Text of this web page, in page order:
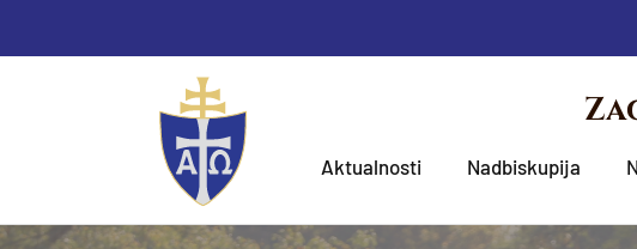
Aktualnosti Nadbiskupija